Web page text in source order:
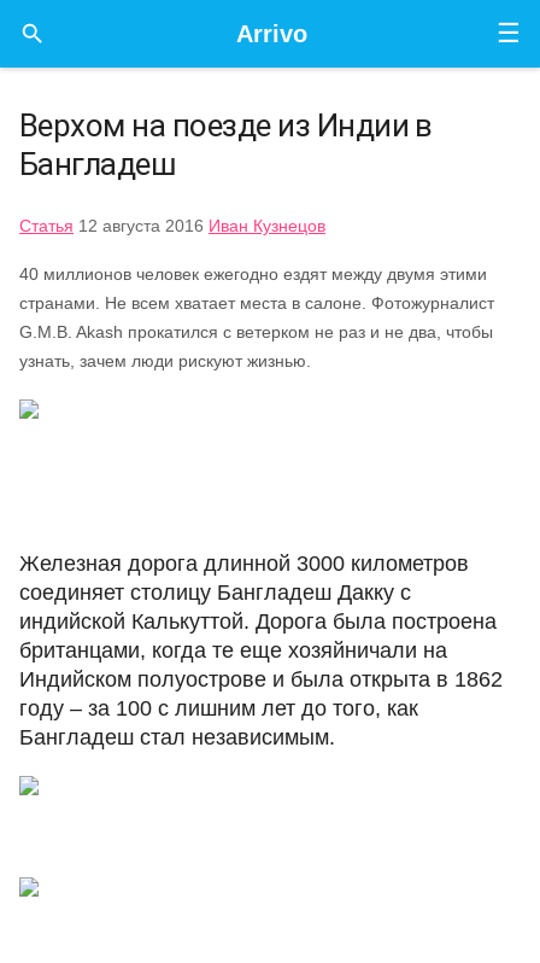
☰
Arrivo

Верхом на поезде из Индии в
Бангладеш
Статья 12 августа 2016 Иван Кузнецов
40 миллионов человек ежегодно ездят между двумя этими
странами. Не всем хватает места в салоне. Фотожурналист
G.M.B. Akash прокатился с ветерком не раз и не два, чтобы
узнать, зачем люди рискуют жизнью.
Железная дорога длинной 3000 километров
соединяет столицу Бангладеш Дакку с
индийской Калькуттой. Дорога была построена
британцами, когда те еще хозяйничали на
Индийском полуострове и была открыта в 1862
году – за 100 с лишним лет до того, как
Бангладеш стал независимым.